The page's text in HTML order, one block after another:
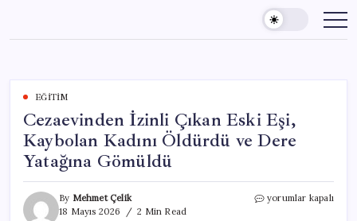
content
EĞITIM
Cezaevinden İzinli Çıkan Eski Eşi,
Kaybolan Kadını Öldürdü ve Dere
Yatağına Gömüldü
By Mehmet Çelik
18 Mayıs 2026
2 Min Read
Cezaevinden
yorumlar kapalı